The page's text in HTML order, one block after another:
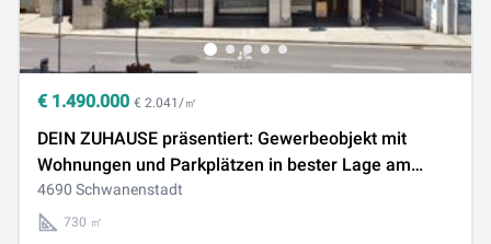
€ 1.490.000 € 2.041/㎡
DEIN ZUHAUSE präsentiert: Gewerbeobjekt mit
Wohnungen und Parkplätzen in bester Lage am
Hauptplatz in Schwanenstadt
4690 Schwanenstadt
730 ㎡